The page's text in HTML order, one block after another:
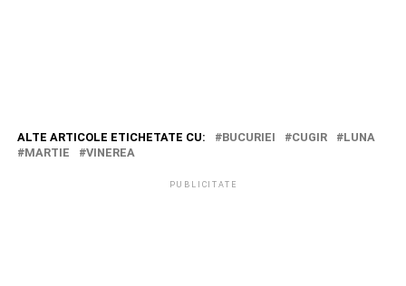
ALTE ARTICOLE ETICHETATE CU: BUCURIEI CUGIR
LUNA
MARTIE
VINEREA
PUBLICITATE